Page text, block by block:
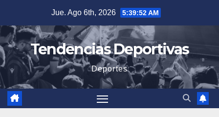
contenido
Jue. Ago 6th, 2026 5:39:53 AM
Tendencias Deportivas
Deportes